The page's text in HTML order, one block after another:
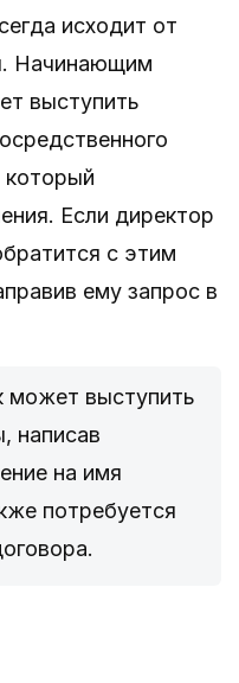
исходит от
Начинающим
выступить
который
Если директор
с этим
ему запрос в
может выступить
написав
на имя
потребуется